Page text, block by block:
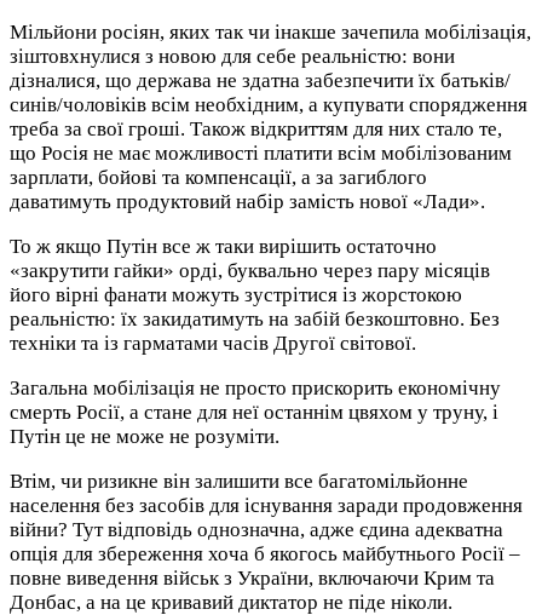
Мільйони росіян, яких так чи інакше зачепила мобілізація,
зіштовхнулися з новою для себе реальністю: вони
дізналися, що держава не здатна забезпечити їх батьків/
синів/чоловіків всім необхідним, а купувати спорядження
треба за свої гроші. Також відкриттям для них стало те,
що Росія не має можливості платити всім мобілізованим
зарплати, бойові та компенсації, а за загиблого
даватимуть продуктовий набір замість нової «Лади».
То ж якщо Путін все ж таки вирішить остаточно
«закрутити гайки» орді, буквально через пару місяців
його вірні фанати можуть зустрітися із жорстокою
реальністю: їх закидатимуть на забій безкоштовно. Без
техніки та із гарматами часів Другої світової.
Загальна мобілізація не просто прискорить економічну
смерть Росії, а стане для неї останнім цвяхом у труну, і
Путін це не може не розуміти.
Втім, чи ризикне він залишити все багатомільйонне
населення без засобів для існування заради продовження
війни? Тут відповідь однозначна, адже єдина адекватна
опція для збереження хоча б якогось майбутнього Росії –
повне виведення військ з України, включаючи Крим та
Донбас, а на це кривавий диктатор не піде ніколи.